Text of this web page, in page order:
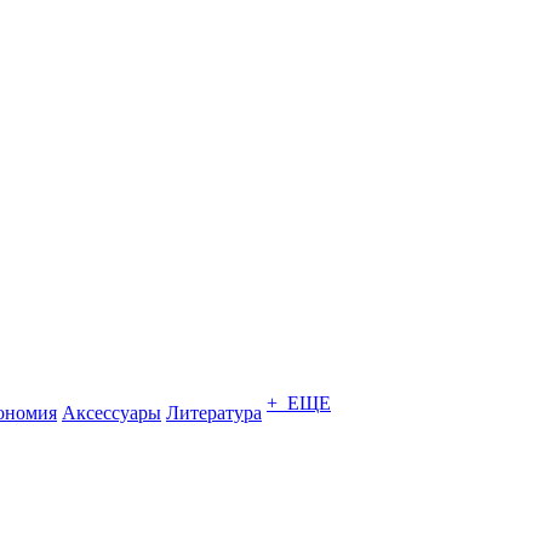
Аксессуары Литература + ЕЩЕ